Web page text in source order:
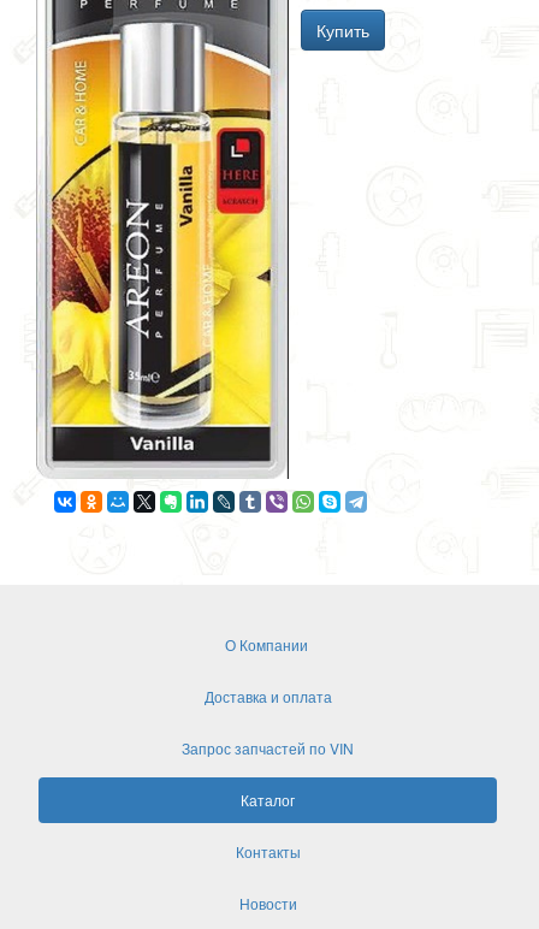
Купить
О Компании
Доставка и оплата
Запрос запчастей по VIN
Каталог
Контакты
Новости